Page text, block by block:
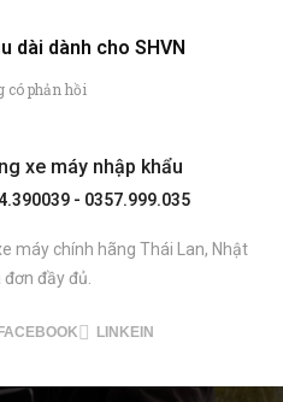
dài dành cho SHVN
có phản hồi
xe máy nhập khẩu
- 0357.999.035
máy chính hãng Thái Lan, Nhật
đơn đầy đủ.
FACEBOOK LINKEIN